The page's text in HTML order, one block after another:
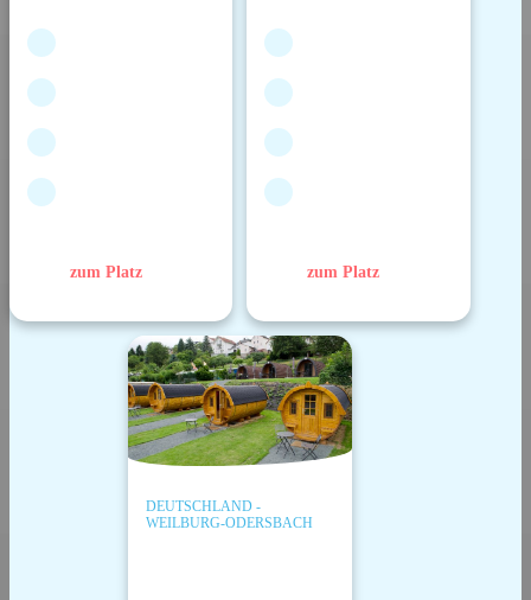
zum Platz zum Platz
DEUTSCHLAND -
WEILBURG-ODERSBACH